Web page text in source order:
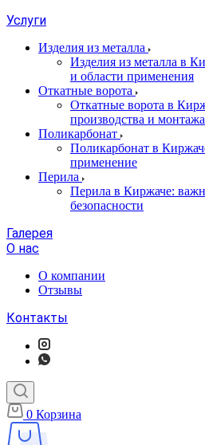
Услуги
Изделия из металла
Изделия из металла в
и области применения
Откатные ворота
Откатные ворота в
производства и монтажа
Поликарбонат
Поликарбонат в
применение
Перила
Перила в Киржаче:
безопасности
Галерея
О нас
О компании
Отзывы
Контакты
0 Корзина